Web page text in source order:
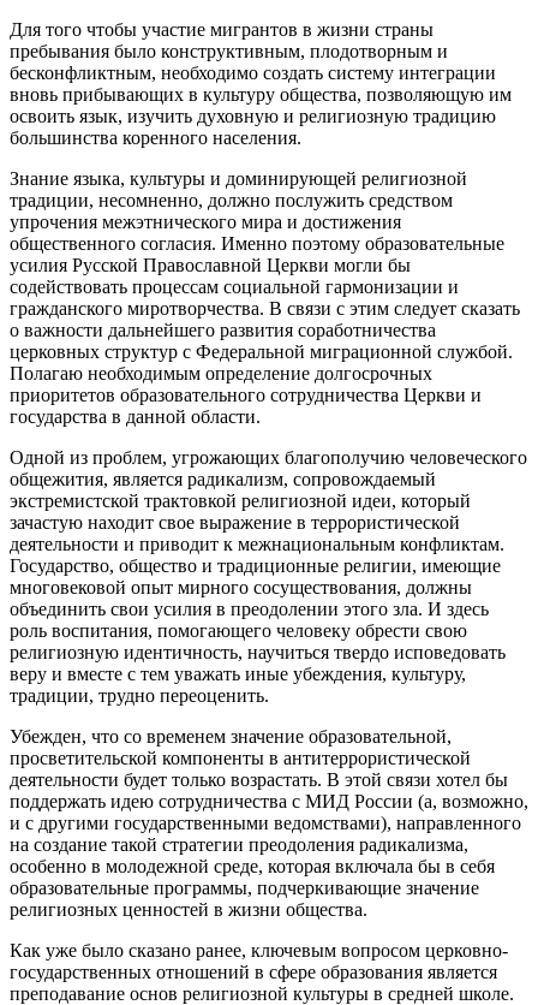
Для того чтобы участие мигрантов в жизни страны
пребывания было конструктивным, плодотворным и
бесконфликтным, необходимо создать систему интеграции
вновь прибывающих в культуру общества, позволяющую им
освоить язык, изучить духовную и религиозную традицию
большинства коренного населения.
Знание языка, культуры и доминирующей религиозной
традиции, несомненно, должно послужить средством
упрочения межэтнического мира и достижения
общественного согласия. Именно поэтому образовательные
усилия Русской Православной Церкви могли бы
содействовать процессам социальной гармонизации и
гражданского миротворчества. В связи с этим следует сказать
о важности дальнейшего развития соработничества
церковных структур с Федеральной миграционной службой.
Полагаю необходимым определение долгосрочных
приоритетов образовательного сотрудничества Церкви и
государства в данной области.
Одной из проблем, угрожающих благополучию человеческого
общежития, является радикализм, сопровождаемый
экстремистской трактовкой религиозной идеи, который
зачастую находит свое выражение в террористической
деятельности и приводит к межнациональным конфликтам.
Государство, общество и традиционные религии, имеющие
многовековой опыт мирного сосуществования, должны
объединить свои усилия в преодолении этого зла. И здесь
роль воспитания, помогающего человеку обрести свою
религиозную идентичность, научиться твердо исповедовать
веру и вместе с тем уважать иные убеждения, культуру,
традиции, трудно переоценить.
Убежден, что со временем значение образовательной,
просветительской компоненты в антитеррористической
деятельности будет только возрастать. В этой связи хотел бы
поддержать идею сотрудничества с МИД России (а, возможно,
и с другими государственными ведомствами), направленного
на создание такой стратегии преодоления радикализма,
особенно в молодежной среде, которая включала бы в себя
образовательные программы, подчеркивающие значение
религиозных ценностей в жизни общества.
Как уже было сказано ранее, ключевым вопросом церковно-
государственных отношений в сфере образования является
преподавание основ религиозной культуры в средней школе.